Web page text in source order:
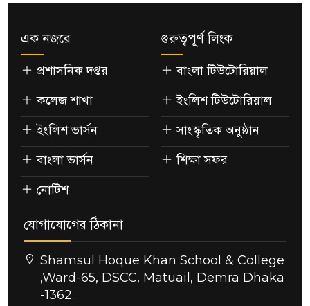
এক নজরে
প্রশাসনিক দপ্তর
কলেজ শাখা
ইংলিশ ভার্সন
বাংলা ভার্সন
নোটিশ
গুরুত্বপূর্ণ লিংক
বাংলা টিউটোরিয়াল
ইংলিশ টিউটোরিয়াল
সাংস্কৃতিক অনুষ্ঠান
শিক্ষা সফর
যোগাযোগের ঠিকানা
Shamsul Hoque Khan School & College
,Ward-65, DSCC, Matuail, Demra Dhaka
-1362.